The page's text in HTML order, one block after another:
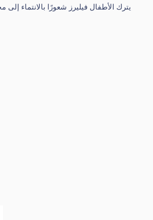
يترك الأطفال فيليرز شعورًا بالانتماء